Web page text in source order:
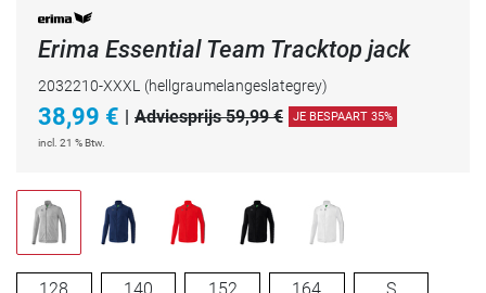
Erima Essential Team Tracktop jack
2032210-XXXL (hellgraumelangeslategrey)
38,99 € | Adviesprijs 59,99 € JE BESPAART 35%
incl. 21 % Btw.